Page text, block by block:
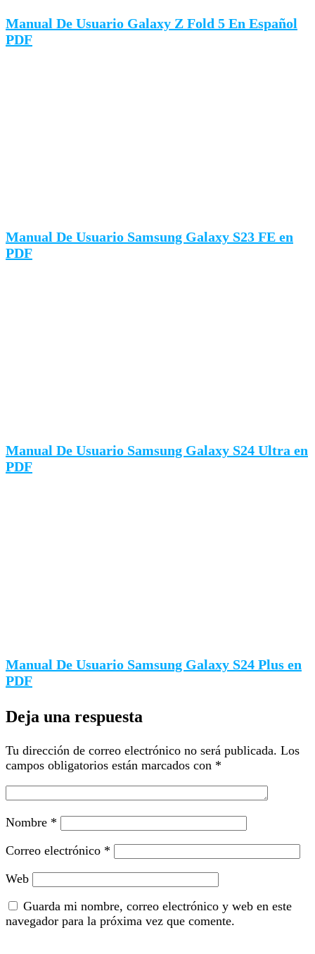
Manual De Usuario Galaxy Z Fold 5 En Español
PDF
Manual De Usuario Samsung Galaxy S23 FE en
PDF
Manual De Usuario Samsung Galaxy S24 Ultra en
PDF
Manual De Usuario Samsung Galaxy S24 Plus en
PDF
Deja una respuesta
Tu dirección de correo electrónico no será publicada. Los
campos obligatorios están marcados con *
Nombre *
Correo electrónico *
Web
Guarda mi nombre, correo electrónico y web en este
navegador para la próxima vez que comente.